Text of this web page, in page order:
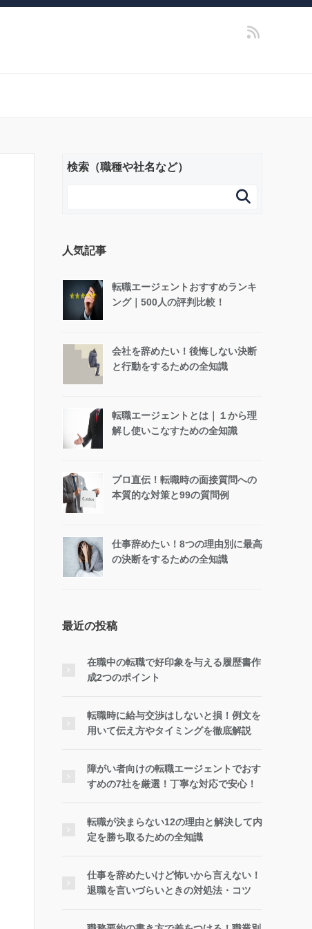
検索（職種や社名など）

人気記事
転職エージェントおすすめランキ
ング｜500人の評判比較！
会社を辞めたい！後悔しない決断
と行動をするための全知識
転職エージェントとは｜１から理
解し使いこなすための全知識
プロ直伝！転職時の面接質問への
本質的な対策と99の質問例
仕事辞めたい！8つの理由別に最高
の決断をするための全知識
最近の投稿
在職中の転職で好印象を与える履歴書作
成2つのポイント
転職時に給与交渉はしないと損！例文を
用いて伝え方やタイミングを徹底解説
障がい者向けの転職エージェントでおす
すめの7社を厳選！丁寧な対応で安心！
転職が決まらない12の理由と解決して内
定を勝ち取るための全知識
仕事を辞めたいけど怖いから言えない！
退職を言いづらいときの対処法・コツ